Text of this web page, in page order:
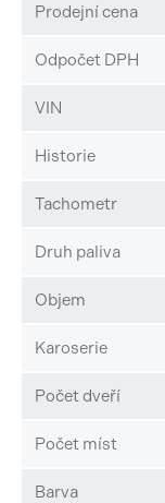
Prodejní cena
Odpočet DPH
VIN
Historie
Tachometr
Druh paliva
Objem
Karoserie
Počet dveří
Počet míst
Barva